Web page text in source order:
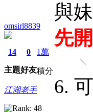
omsirl8839
14
主題
0
好友
1萬
積分
江湖老手
與
先
6.